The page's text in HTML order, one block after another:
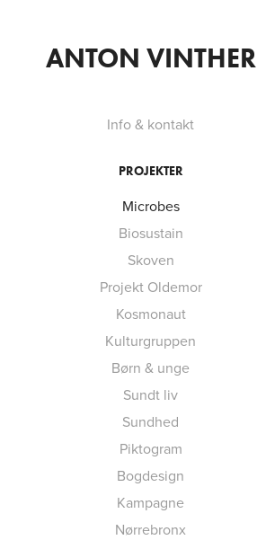
ANTON VINTHER
Info & kontakt
PROJEKTER
Microbes
Biosustain
Skoven
Projekt Oldemor
Kosmonaut
Kulturgruppen
Børn & unge
Sundt liv
Sundhed
Piktogram
Bogdesign
Kampagne
Nørrebronx